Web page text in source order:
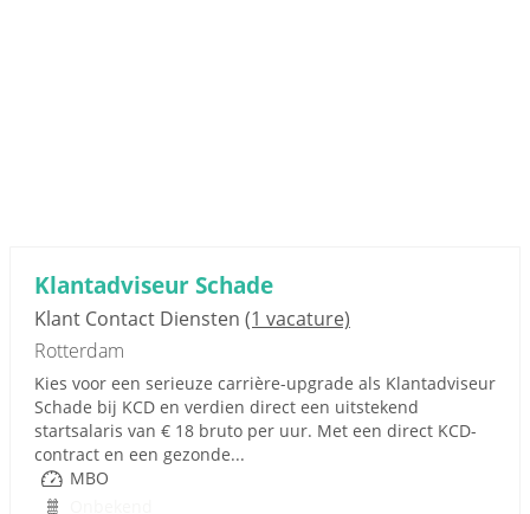
Klantadviseur Schade
Klant Contact Diensten (1 vacature)
Rotterdam
Kies voor een serieuze carrière-upgrade als Klantadviseur
Schade bij KCD en verdien direct een uitstekend
startsalaris van € 18 bruto per uur. Met een direct KCD-
contract en een gezonde...
MBO